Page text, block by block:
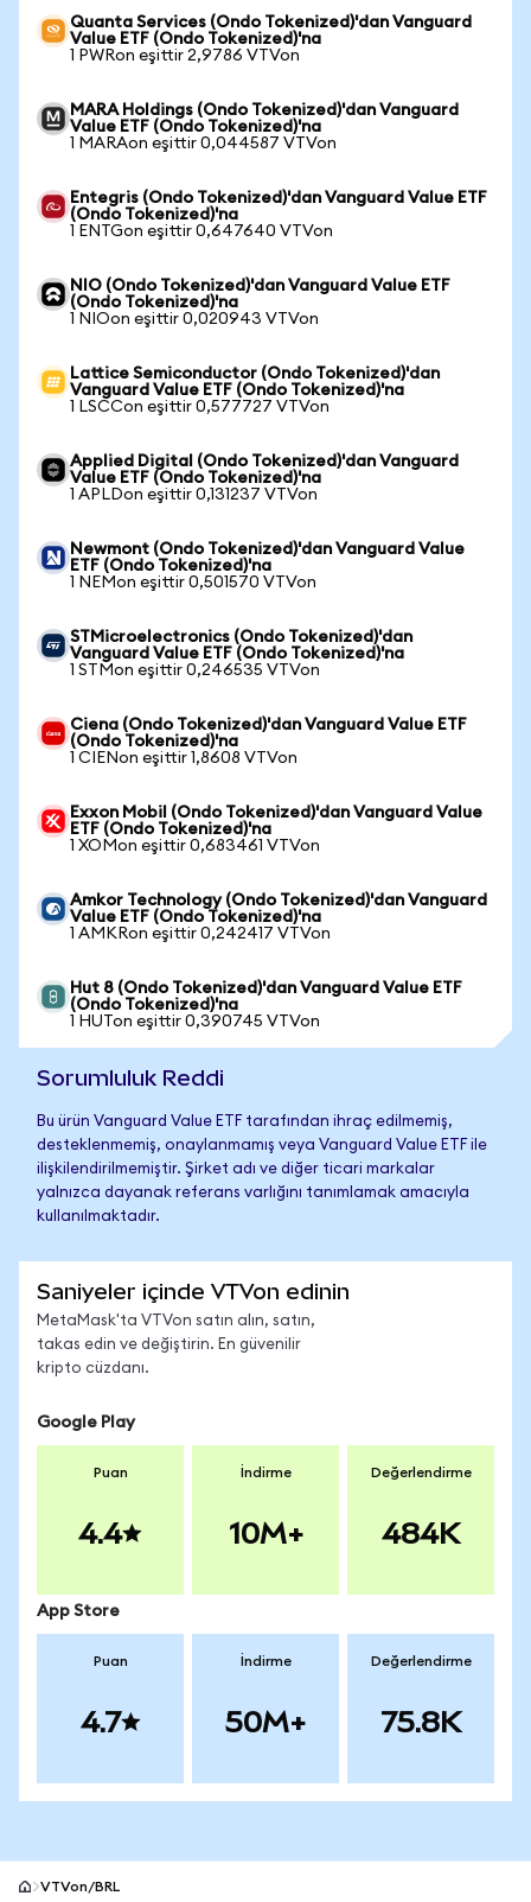
Quanta Services (Ondo Tokenized)'dan Vanguard
Value ETF (Ondo Tokenized)'na
1 PWRon eşittir 2,9786 VTVon
MARA Holdings (Ondo Tokenized)'dan Vanguard
Value ETF (Ondo Tokenized)'na
1 MARAon eşittir 0,044587 VTVon
Entegris (Ondo Tokenized)'dan Vanguard Value ETF
(Ondo Tokenized)'na
1 ENTGon eşittir 0,647640 VTVon
NIO (Ondo Tokenized)'dan Vanguard Value ETF
(Ondo Tokenized)'na
1 NIOon eşittir 0,020943 VTVon
Lattice Semiconductor (Ondo Tokenized)'dan
Vanguard Value ETF (Ondo Tokenized)'na
1 LSCCon eşittir 0,577727 VTVon
Applied Digital (Ondo Tokenized)'dan Vanguard
Value ETF (Ondo Tokenized)'na
1 APLDon eşittir 0,131237 VTVon
Newmont (Ondo Tokenized)'dan Vanguard Value
ETF (Ondo Tokenized)'na
1 NEMon eşittir 0,501570 VTVon
STMicroelectronics (Ondo Tokenized)'dan
Vanguard Value ETF (Ondo Tokenized)'na
1 STMon eşittir 0,246535 VTVon
Ciena (Ondo Tokenized)'dan Vanguard Value ETF
(Ondo Tokenized)'na
1 CIENon eşittir 1,8608 VTVon
Exxon Mobil (Ondo Tokenized)'dan Vanguard Value
ETF (Ondo Tokenized)'na
1 XOMon eşittir 0,683461 VTVon
Amkor Technology (Ondo Tokenized)'dan Vanguard
Value ETF (Ondo Tokenized)'na
1 AMKRon eşittir 0,242417 VTVon
Hut 8 (Ondo Tokenized)'dan Vanguard Value ETF
(Ondo Tokenized)'na
1 HUTon eşittir 0,390745 VTVon
Sorumluluk Reddi
Bu ürün Vanguard Value ETF tarafından ihraç edilmemiş,
desteklenmemiş, onaylanmamış veya Vanguard Value ETF ile
ilişkilendirilmemiştir. Şirket adı ve diğer ticari markalar
yalnızca dayanak referans varlığını tanımlamak amacıyla
kullanılmaktadır.
Saniyeler içinde VTVon edinin
MetaMask'ta VTVon satın alın, satın,
takas edin ve değiştirin. En güvenilir
kripto cüzdanı.
Google Play
Puan
4.4
İndirme
10M+
Değerlendirme
484K
App Store
Puan
4.7
İndirme
50M+
Değerlendirme
75.8K
VTVon/BRL